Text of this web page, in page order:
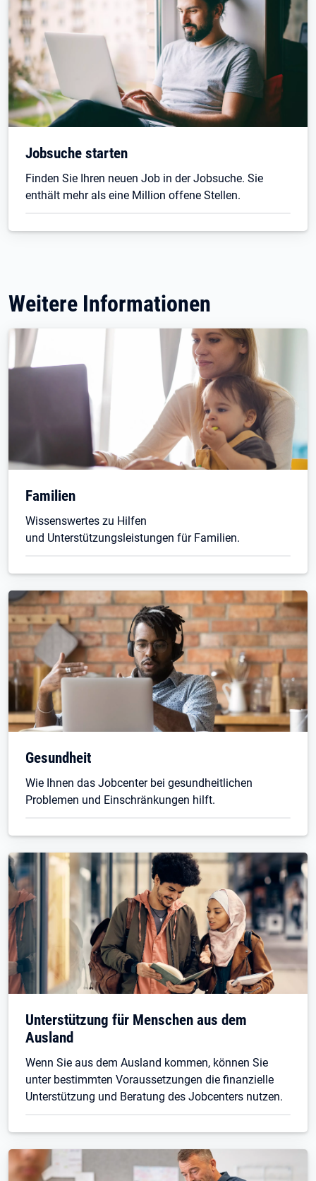
Jobsuche starten
Finden Sie Ihren neuen Job in der Jobsuche. Sie
enthält mehr als eine Million offene Stellen.
Weitere Informationen
Familien
Wissenswertes zu Hilfen
und Unterstützungsleistungen für Familien.
Gesundheit
Wie Ihnen das Jobcenter bei gesundheitlichen
Problemen und Einschränkungen hilft.
Unterstützung für Menschen aus dem
Ausland
Wenn Sie aus dem Ausland kommen, können Sie
unter bestimmten Voraussetzungen die finanzielle
Unterstützung und Beratung des Jobcenters nutzen.